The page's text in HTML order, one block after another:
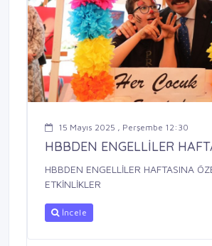
15 Mayıs 2025 , Perşembe 12:30
HBBDEN ENGELLİLER
HBBDEN ENGELLİLER HAFTASINA
ETKİNLİKLER
İncele